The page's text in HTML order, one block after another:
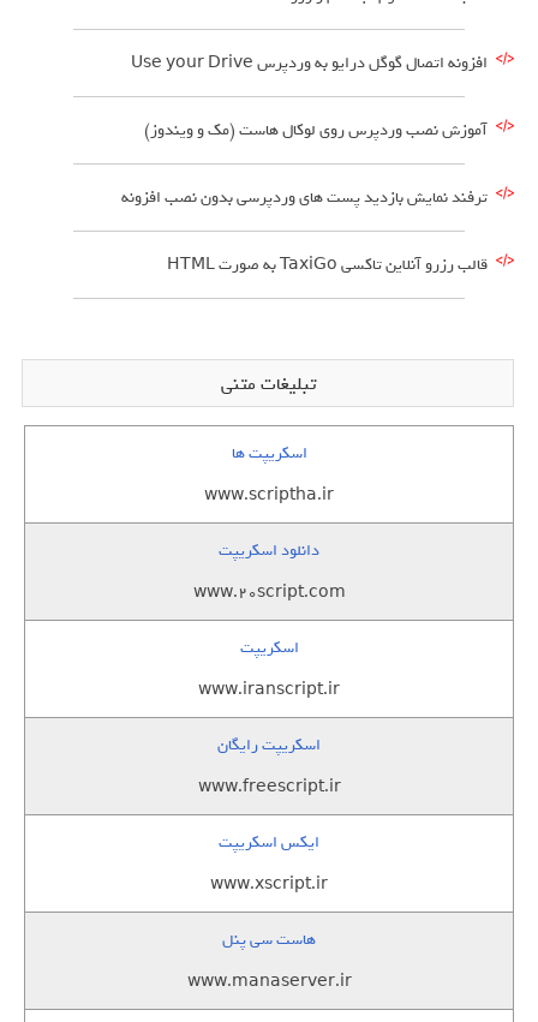
افزونه اتصال گوگل درایو به وردپرس Use your Drive
آموزش نصب وردپرس روی لوکال هاست (مک و ویندوز)
ترفند نمایش بازدید پست های وردپرسی بدون نصب افزونه
قالب رزرو آنلاین تاکسی TaxiGo به صورت HTML
تبلیغات متنی
اسکریپت ها
www.scriptha.ir
دانلود اسکریپت
www.20script.com
اسکریپت
www.iranscript.ir
اسکریپت رایگان
www.freescript.ir
ایکس اسکریپت
www.xscript.ir
هاست سی پنل
www.manaserver.ir